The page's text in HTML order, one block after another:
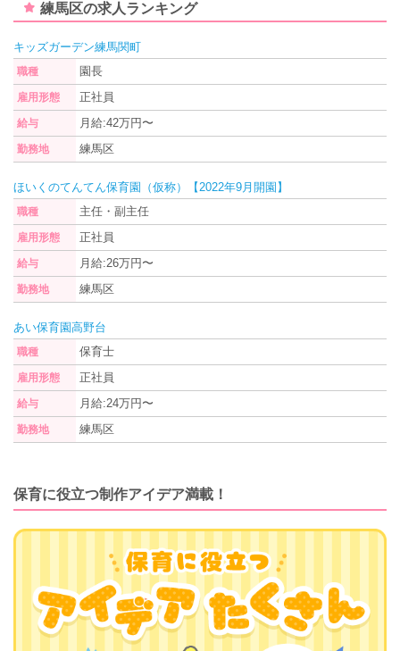
練馬区の求人ランキング
キッズガーデン練馬関町
職種 園長
雇用形態 正社員
給与 月給:42万円〜
勤務地 練馬区
ほいくのてんてん保育園（仮称）【2022年9月開園】
職種 主任・副主任
雇用形態 正社員
給与 月給:26万円〜
勤務地 練馬区
あい保育園高野台
職種 保育士
雇用形態 正社員
給与 月給:24万円〜
勤務地 練馬区
保育に役立つ制作アイデア満載！